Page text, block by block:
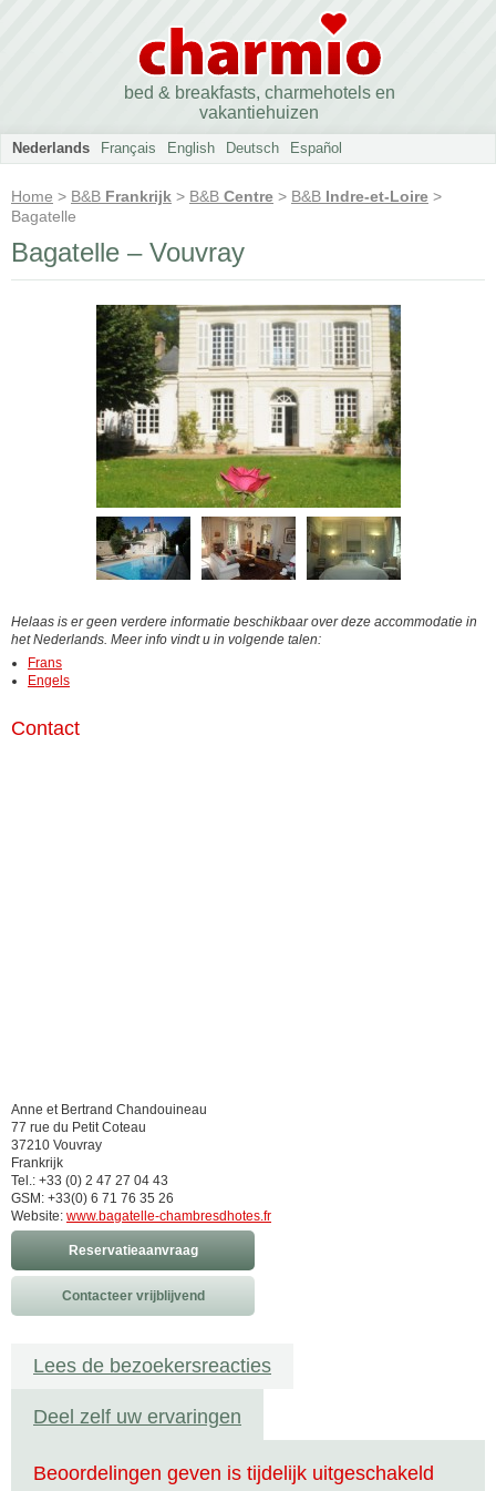
bed & breakfasts, charmehotels en
vakantiehuizen
Nederlands Français English Deutsch Español
Home > B&B Frankrijk > B&B Centre > B&B Indre-et-Loire >
Bagatelle
Bagatelle – Vouvray
Helaas is er geen verdere informatie beschikbaar over deze accommodatie in
het Nederlands. Meer info vindt u in volgende talen:
Frans
Engels
Contact
Anne et Bertrand Chandouineau
77 rue du Petit Coteau
37210 Vouvray
Frankrijk
Tel.: +33 (0) 2 47 27 04 43
GSM: +33(0) 6 71 76 35 26
Website: www.bagatelle-chambresdhotes.fr
Reservatieaanvraag
Contacteer vrijblijvend
Lees de bezoekersreacties
Deel zelf uw ervaringen
Beoordelingen geven is tijdelijk uitgeschakeld